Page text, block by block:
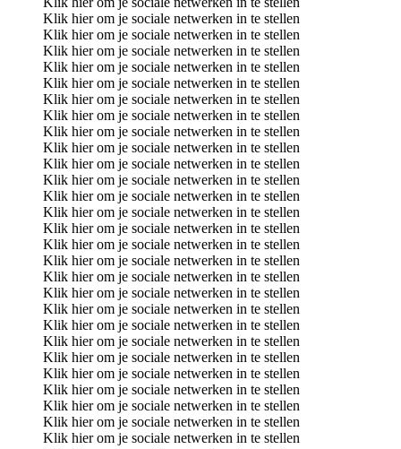
Klik hier om je sociale netwerken in te stellen
Klik hier om je sociale netwerken in te stellen
Klik hier om je sociale netwerken in te stellen
Klik hier om je sociale netwerken in te stellen
Klik hier om je sociale netwerken in te stellen
Klik hier om je sociale netwerken in te stellen
Klik hier om je sociale netwerken in te stellen
Klik hier om je sociale netwerken in te stellen
Klik hier om je sociale netwerken in te stellen
Klik hier om je sociale netwerken in te stellen
Klik hier om je sociale netwerken in te stellen
Klik hier om je sociale netwerken in te stellen
Klik hier om je sociale netwerken in te stellen
Klik hier om je sociale netwerken in te stellen
Klik hier om je sociale netwerken in te stellen
Klik hier om je sociale netwerken in te stellen
Klik hier om je sociale netwerken in te stellen
Klik hier om je sociale netwerken in te stellen
Klik hier om je sociale netwerken in te stellen
Klik hier om je sociale netwerken in te stellen
Klik hier om je sociale netwerken in te stellen
Klik hier om je sociale netwerken in te stellen
Klik hier om je sociale netwerken in te stellen
Klik hier om je sociale netwerken in te stellen
Klik hier om je sociale netwerken in te stellen
Klik hier om je sociale netwerken in te stellen
Klik hier om je sociale netwerken in te stellen